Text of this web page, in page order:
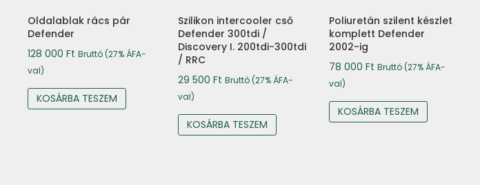
Oldalablak rács pár
Defender
128 000 Ft Bruttó (27% ÁFA-
val)
KOSÁRBA TESZEM
Szilikon intercooler cső
Defender 300tdi /
Discovery I. 200tdi-300tdi
/ RRC
29 500Ft Bruttó (27% ÁFA-
val)
KOSÁRBA TESZEM
Poliuretán szilent készlet
komplett Defender
2002-ig
78 000Ft Bruttó (27% ÁFA-
val)
KOSÁRBA TESZEM